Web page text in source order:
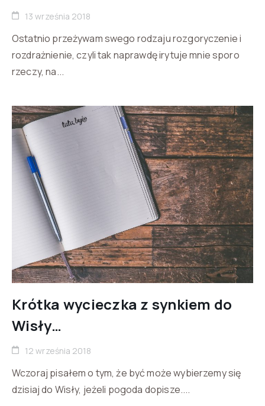
13 września 2018
Ostatnio przeżywam swego rodzaju rozgoryczenie i
rozdrażnienie, czyli tak naprawdę irytuje mnie sporo
rzeczy, na...
Krótka wycieczka z synkiem do
Wisły…
12 września 2018
Wczoraj pisałem o tym, że być może wybierzemy się
dzisiaj do Wisły, jeżeli pogoda dopisze....